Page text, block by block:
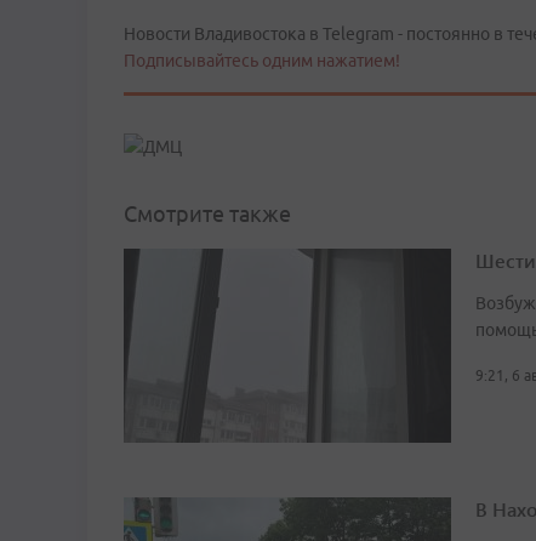
Новости Владивостока в Telegram - постоянно в
Подписывайтесь одним нажатием!
Смотрите также
9:21, 6
В